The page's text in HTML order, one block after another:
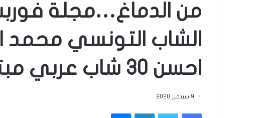
من الدماغ…مجلة
الشاب التونسي
احسن 30 شاب عربي مبتكر
9 سبتمبر 2020
فيسبوكتويتر لينكدإن ماسنجر